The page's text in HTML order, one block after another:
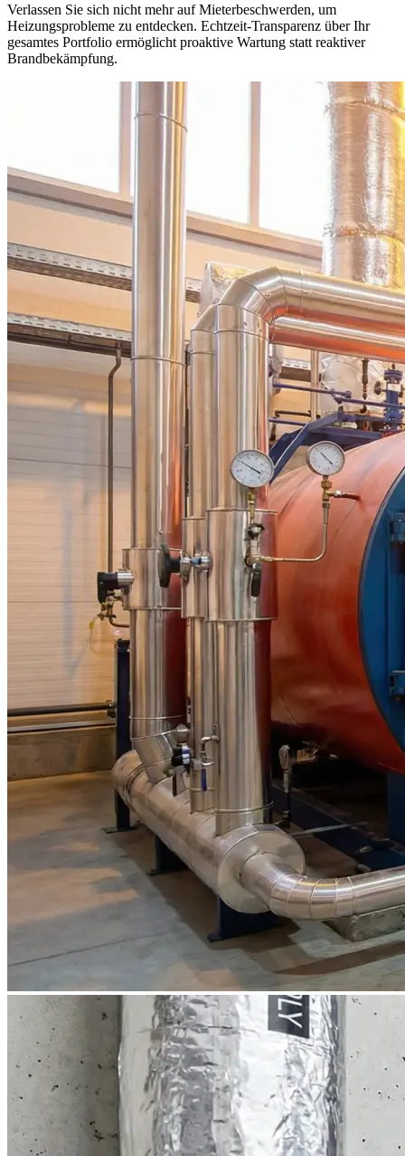
Verlassen Sie sich nicht mehr auf Mieterbeschwerden, um
Heizungsprobleme zu entdecken. Echtzeit-Transparenz über Ihr
gesamtes Portfolio ermöglicht proaktive Wartung statt reaktiver
Brandbekämpfung.